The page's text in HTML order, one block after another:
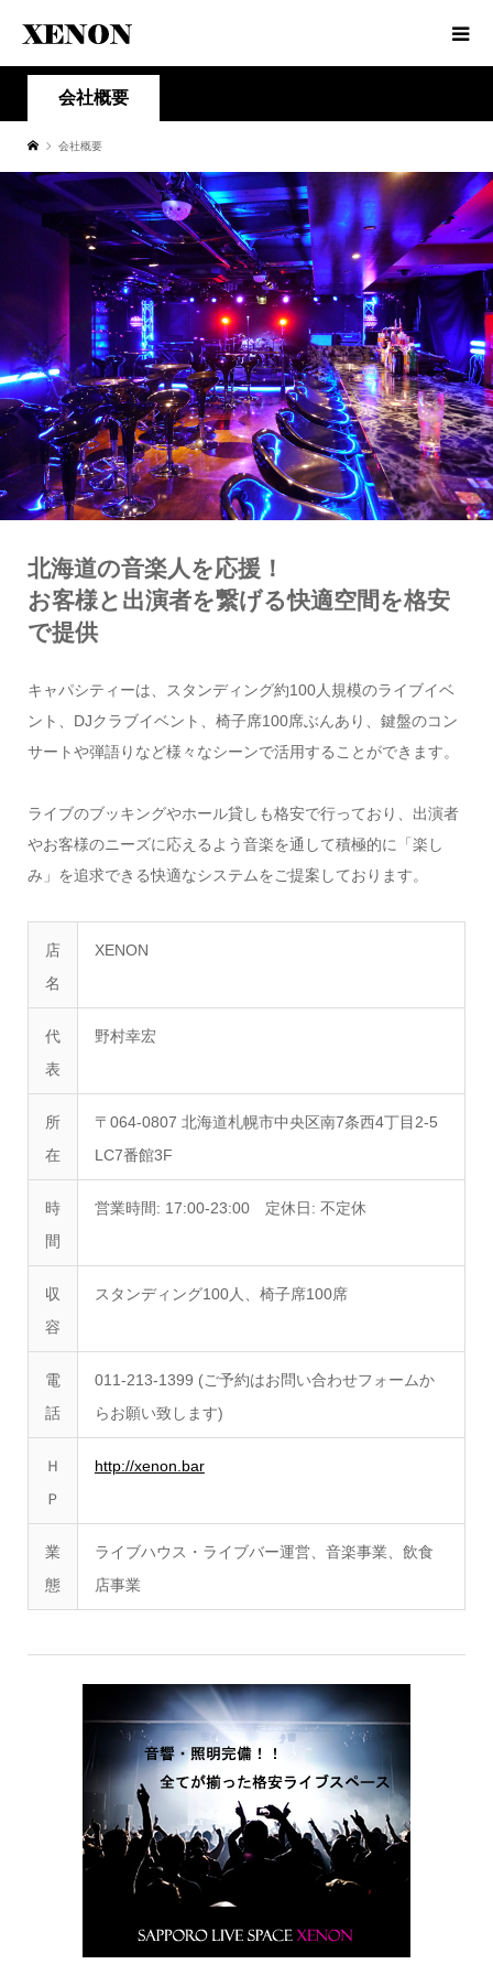
会社概要
会社概要
北海道の音楽人を応援！
お客様と出演者を繋げる快適空間を格安
で提供
キャパシティーは、スタンディング約100人規模のライブイベ
ント、DJクラブイベント、椅子席100席ぶんあり、鍵盤のコン
サートや弾語りなど様々なシーンで活用することができます。
ライブのブッキングやホール貸しも格安で行っており、出演者
やお客様のニーズに応えるよう音楽を通して積極的に「楽し
み」を追求できる快適なシステムをご提案しております。
店
名
XENON
代
表
野村幸宏
所
在
〒064-0807 北海道札幌市中央区南7条西4丁目2-5
LC7番館3F
時
間
営業時間: 17:00-23:00 定休日: 不定休
収
容
スタンディング100人、椅子席100席
電
話
011-213-1399 (ご予約はお問い合わせフォームか
らお願い致します)
Ｈ
Ｐ
http://xenon.bar
業
態
ライブハウス・ライブバー運営、音楽事業、飲食
店事業